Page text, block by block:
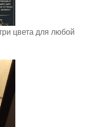
цвета для любой